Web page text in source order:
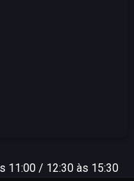
11:00 / 12:30 às 15:30